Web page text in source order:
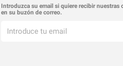
Introduzca su email si quiere recibir nuestras
en su buzón de correo.